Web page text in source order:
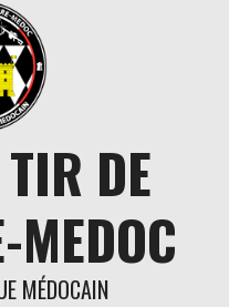
DE
MEDOC
MÉDOCAIN